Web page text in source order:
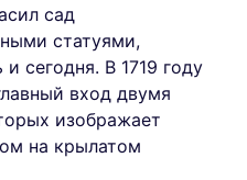
сад
статуями,
сегодня. В 1719 году
вход двумя
изображает
на крылатом